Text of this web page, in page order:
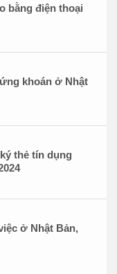
bằng điện thoại
khoán ở Nhật
thẻ tín dụng
ở Nhật Bản,